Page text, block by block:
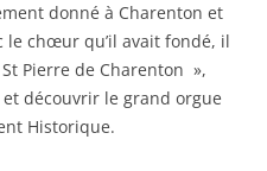
donné à Charenton et
le chœur qu’il avait fondé, il
Pierre de Charenton »,
découvrir le grand orgue
Historique.